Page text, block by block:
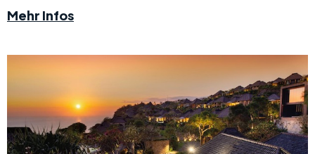
Mehr Infos